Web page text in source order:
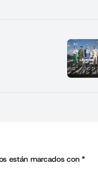
están marcados con*